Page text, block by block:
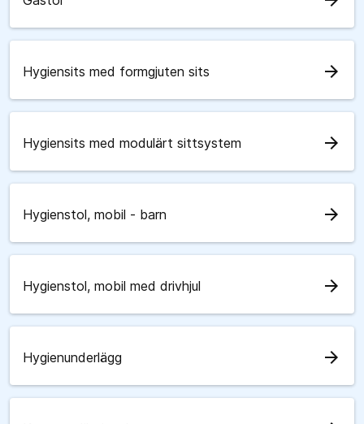
Hygiensits med formgjuten sits arrow_forward
Hygiensits med modulärt sittsystem arrow_forward
Hygienstol, mobil - barn arrow_forward
Hygienstol, mobil med drivhjul arrow_forward
Hygienunderlägg arrow_forward